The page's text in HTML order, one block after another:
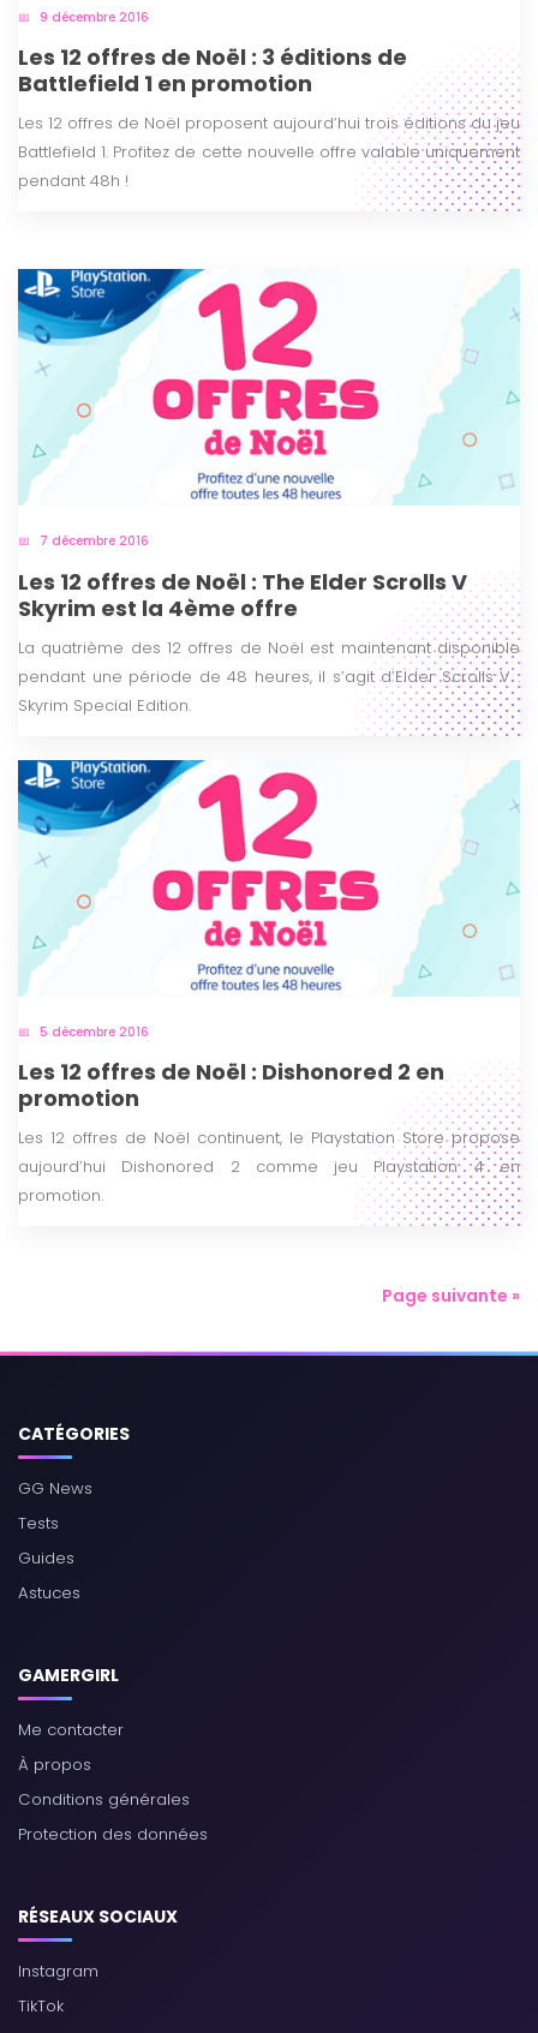
9 décembre 2016
Les 12 offres de Noël : 3 éditions de
Battlefield 1 en promotion
Les 12 offres de Noël proposent aujourd’hui trois éditions du jeu
Battlefield 1. Profitez de cette nouvelle offre valable uniquement
pendant 48h !
7 décembre 2016
Les 12 offres de Noël : The Elder Scrolls V
Skyrim est la 4ème offre
La quatrième des 12 offres de Noël est maintenant disponible
pendant une période de 48 heures, il s’agit d’Elder Scrolls V :
Skyrim Special Edition.
5 décembre 2016
Les 12 offres de Noël : Dishonored 2 en
promotion
Les 12 offres de Noël continuent, le Playstation Store propose
aujourd’hui Dishonored 2 comme jeu Playstation 4 en
promotion.
Page suivante »
CATÉGORIES
GG News
Tests
Guides
Astuces
GAMERGIRL
Me contacter
À propos
Conditions générales
Protection des données
RÉSEAUX SOCIAUX
Instagram
TikTok